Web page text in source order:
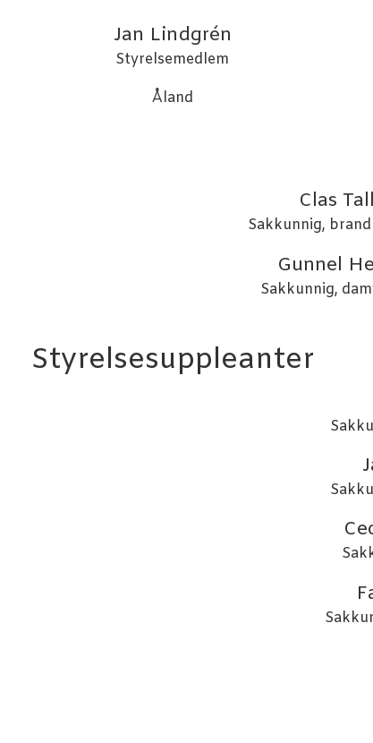
Jan Lindgrén
Styrelsemedlem
Åland
Clas
Sakkunnig,
Gunnel
Sakkunnig,
Styrelsesuppleanter